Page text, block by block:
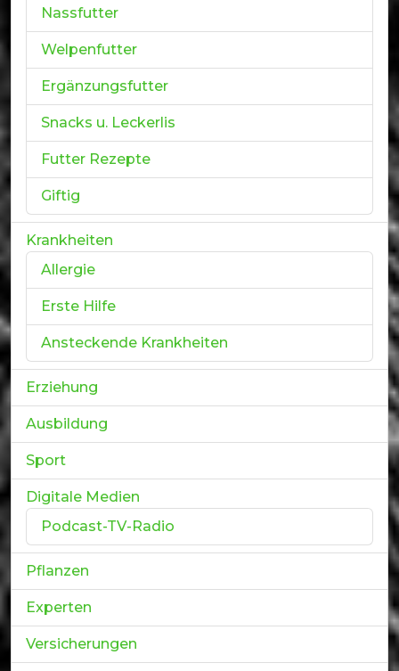
Nassfutter
Welpenfutter
Ergänzungsfutter
Snacks u. Leckerlis
Futter Rezepte
Giftig
Krankheiten
Allergie
Erste Hilfe
Ansteckende Krankheiten
Erziehung
Ausbildung
Sport
Digitale Medien
Podcast-TV-Radio
Pflanzen
Experten
Versicherungen